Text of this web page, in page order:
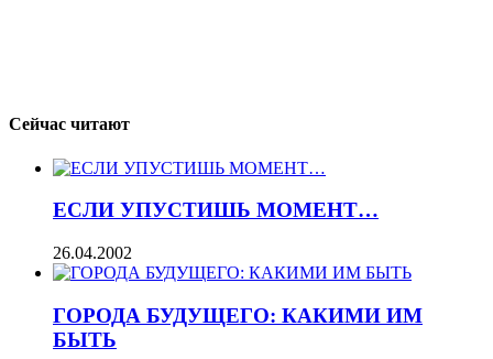
Сейчас читают
ЕСЛИ УПУСТИШЬ МОМЕНТ…
26.04.2002
ГОРОДА БУДУЩЕГО: КАКИМИ ИМ
БЫТЬ